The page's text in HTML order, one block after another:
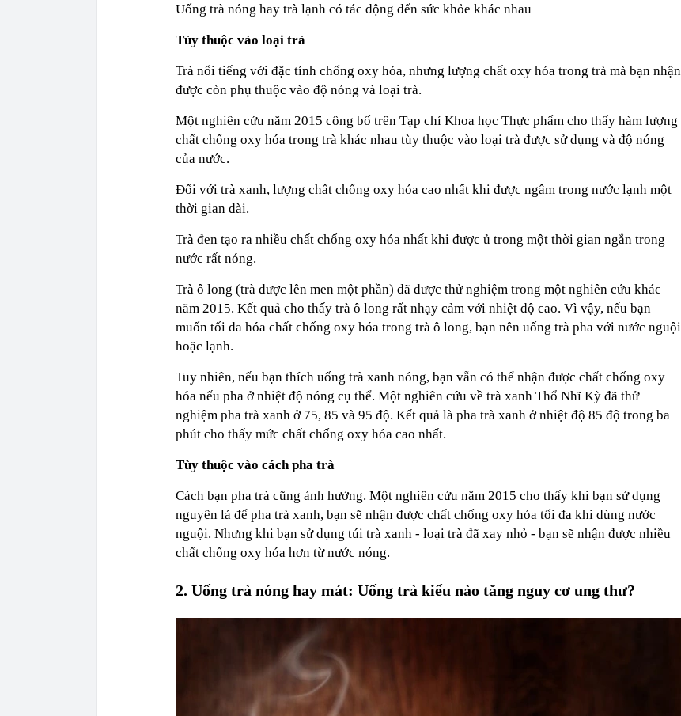
Uống trà nóng hay trà lạnh có tác động đến sức khỏe khác nhau
Tùy thuộc vào loại trà
Trà nổi tiếng với đặc tính chống oxy hóa, nhưng lượng chất oxy hóa trong trà mà bạn nhận
được còn phụ thuộc vào độ nóng và loại trà.
Một nghiên cứu năm 2015 công bố trên Tạp chí Khoa học Thực phẩm cho thấy hàm lượng
chất chống oxy hóa trong trà khác nhau tùy thuộc vào loại trà được sử dụng và độ nóng
của nước.
Đối với trà xanh, lượng chất chống oxy hóa cao nhất khi được ngâm trong nước lạnh một
thời gian dài.
Trà đen tạo ra nhiều chất chống oxy hóa nhất khi được ủ trong một thời gian ngắn trong
nước rất nóng.
Trà ô long (trà được lên men một phần) đã được thử nghiệm trong một nghiên cứu khác
năm 2015. Kết quả cho thấy trà ô long rất nhạy cảm với nhiệt độ cao. Vì vậy, nếu bạn
muốn tối đa hóa chất chống oxy hóa trong trà ô long, bạn nên uống trà pha với nước nguội
hoặc lạnh.
Tuy nhiên, nếu bạn thích uống trà xanh nóng, bạn vẫn có thể nhận được chất chống oxy
hóa nếu pha ở nhiệt độ nóng cụ thể. Một nghiên cứu về trà xanh Thổ Nhĩ Kỳ đã thử
nghiệm pha trà xanh ở 75, 85 và 95 độ. Kết quả là pha trà xanh ở nhiệt độ 85 độ trong ba
phút cho thấy mức chất chống oxy hóa cao nhất.
Tùy thuộc vào cách pha trà
Cách bạn pha trà cũng ảnh hưởng. Một nghiên cứu năm 2015 cho thấy khi bạn sử dụng
nguyên lá để pha trà xanh, bạn sẽ nhận được chất chống oxy hóa tối đa khi dùng nước
nguội. Nhưng khi bạn sử dụng túi trà xanh - loại trà đã xay nhỏ - bạn sẽ nhận được nhiều
chất chống oxy hóa hơn từ nước nóng.
2. Uống trà nóng hay mát: Uống trà kiểu nào tăng nguy cơ ung thư?